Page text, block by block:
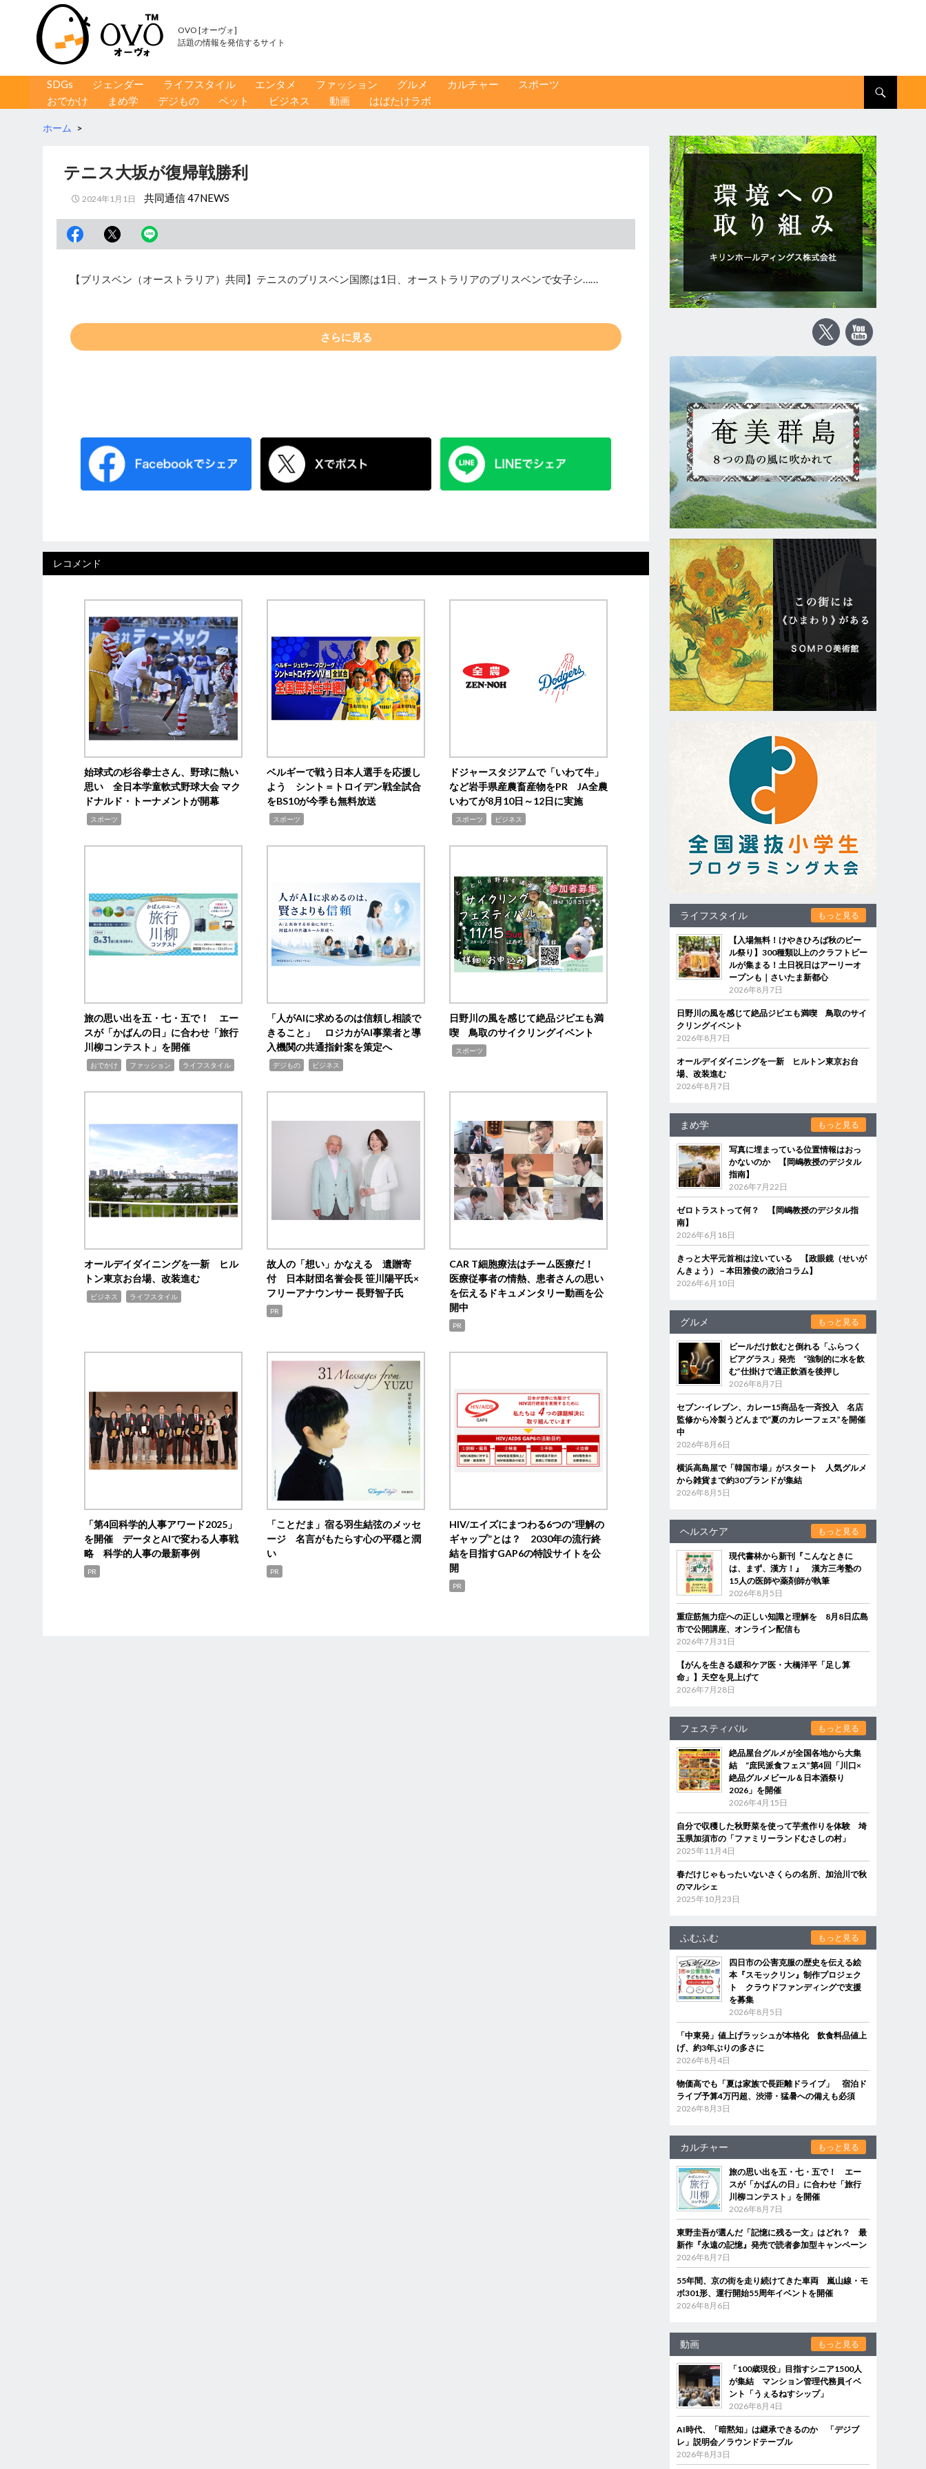
OVO [オーヴォ]
話題の情報を発信するサイト
コンテンツへ移動
SDGs ジェンダー ライフスタイル エンタメ ファッション グルメ カルチャー
スポーツ
おでかけ
まめ学 デジもの ペット ビジネス 動画 はばたけラボ
ホーム >
テニス大坂が復帰戦勝利
2024年1月1日 共同通信 47NEWS
【ブリスベン（オーストラリア）共同】テニスのブリスベン国際は1日、オーストラリアのブリスベンで女子シ……
さらに見る
レコメンド
始球式の杉谷拳士さん、野球に熱い
思い 全日本学童軟式野球大会 マク
ドナルド・トーナメントが開幕
スポーツ
ベルギーで戦う日本人選手を応援し
よう シント＝トロイデン戦全試合
をBS10が今季も無料放送
スポーツ
ドジャースタジアムで「いわて牛」
など岩手県産農畜産物をPR JA全農
いわてが8月10日～12日に実施
スポーツ ビジネス
旅の思い出を五・七・五で！ エー
スが「かばんの日」に合わせ「旅行
川柳コンテスト」を開催
おでかけ ファッション ライフスタイル
「人がAIに求めるのは信頼し相談で
きること」 ロジカがAI事業者と導
入機関の共通指針案を策定へ
デジもの ビジネス
日野川の風を感じて絶品ジビエも満
喫 鳥取のサイクリングイベント
スポーツ
オールデイダイニングを一新 ヒル
トン東京お台場、改装進む
ビジネス ライフスタイル
故人の「想い」かなえる 遺贈寄
付 日本財団名誉会長 笹川陽平氏×
フリーアナウンサー 長野智子氏
PR
CAR T細胞療法はチーム医療だ！
医療従事者の情熱、患者さんの思い
を伝えるドキュメンタリー動画を公
開中
PR
「第4回科学的人事アワード2025」
を開催 データとAIで変わる人事戦
略 科学的人事の最新事例
PR
「ことだま」宿る羽生結弦のメッセ
ージ 名言がもたらす心の平穏と潤
い
PR
HIV/エイズにまつわる6つの“理解の
ギャップ”とは？ 2030年の流行終
結を目指すGAP6の特設サイトを公
開
PR
ライフスタイル もっと見る
【入場無料！けやきひろば秋のビー
ル祭り】300種類以上のクラフトビー
ルが集まる！土日祝日はアーリーオ
ープンも｜さいたま新都心
2026年8月7日
日野川の風を感じて絶品ジビエも満喫 鳥取のサイ
クリングイベント
2026年8月7日
オールデイダイニングを一新 ヒルトン東京お台
場、改装進む
2026年8月7日
まめ学 もっと見る
写真に埋まっている位置情報はおっ
かないのか 【岡嶋教授のデジタル
指南】
2026年7月22日
ゼロトラストって何？ 【岡嶋教授のデジタル指
南】
2026年6月18日
きっと大平元首相は泣いている 【政眼鏡（せいが
んきょう）－本田雅俊の政治コラム】
2026年6月10日
グルメ もっと見る
ビールだけ飲むと倒れる「ふらつく
ビアグラス」発売 “強制的に水を飲
む”仕掛けで適正飲酒を後押し
2026年8月7日
セブン‐イレブン、カレー15商品を一斉投入 名店
監修から冷製うどんまで“夏のカレーフェス”を開催
中
2026年8月6日
横浜高島屋で「韓国市場」がスタート 人気グルメ
から雑貨まで約30ブランドが集結
2026年8月5日
ヘルスケア もっと見る
現代書林から新刊『こんなときに
は、まず、漢方！』 漢方三考塾の
15人の医師や薬剤師が執筆
2026年8月5日
重症筋無力症への正しい知識と理解を 8月8日広島
市で公開講座、オンライン配信も
2026年7月31日
【がんを生きる緩和ケア医・大橋洋平「足し算
命」】天空を見上げて
2026年7月28日
フェスティバル もっと見る
絶品屋台グルメが全国各地から大集
結 “庶民派食フェス”第4回「川口×
絶品グルメビール＆日本酒祭り
2026」を開催
2026年4月15日
自分で収穫した秋野菜を使って芋煮作りを体験 埼
玉県加須市の「ファミリーランドむさしの村」
2025年11月4日
春だけじゃもったいないさくらの名所、加治川で秋
のマルシェ
2025年10月23日
ふむふむ もっと見る
四日市の公害克服の歴史を伝える絵
本『スモックリン』制作プロジェク
ト クラウドファンディングで支援
を募集
2026年8月5日
「中東発」値上げラッシュが本格化 飲食料品値上
げ、約3年ぶりの多さに
2026年8月4日
物価高でも「夏は家族で長距離ドライブ」 宿泊ド
ライブ予算4万円超、渋滞・猛暑への備えも必須
2026年8月3日
カルチャー もっと見る
旅の思い出を五・七・五で！ エー
スが「かばんの日」に合わせ「旅行
川柳コンテスト」を開催
2026年8月7日
東野圭吾が選んだ「記憶に残る一文」はどれ？ 最
新作『永遠の記憶』発売で読者参加型キャンペーン
2026年8月7日
55年間、京の街を走り続けてきた車両 嵐山線・モ
ボ301形、運行開始55周年イベントを開催
2026年8月6日
動画 もっと見る
「100歳現役」目指すシニア1500人
が集結 マンション管理代務員イベ
ント「うぇるねすシップ」
2026年8月4日
AI時代、「暗黙知」は継承できるのか 「デジブ
レ」説明会／ラウンドテーブル
2026年8月3日